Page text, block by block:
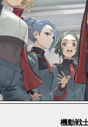
機動戦